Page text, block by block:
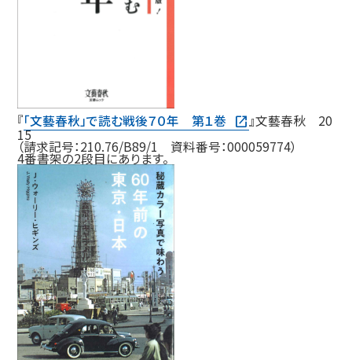
『「文藝春秋」で読む戦後７０年 第１巻 』文藝春秋 20
15
（請求記号：210.76/B89/1 資料番号：000059774）
4番書架の2段目にあります。